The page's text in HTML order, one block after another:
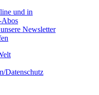
und in
Abos
Newsletter
Datenschutz